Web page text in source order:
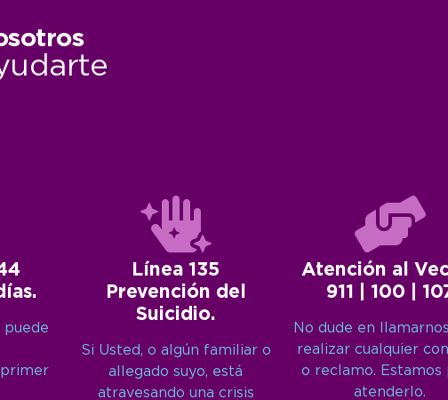
puede
primer
Línea 135
Prevención del
Suicidio.
Si Usted, o algún familiar o
allegado suyo, está
atravesando una crisis
Atención al
911 | 100 |
No dude en
realizar cualquier
o reclamo. Estamos
atenderlo.